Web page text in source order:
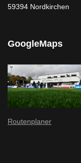
59394 Nordkirchen
GoogleMaps
Routenplaner